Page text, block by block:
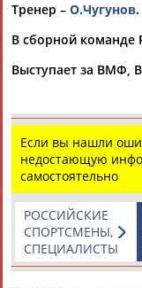
АББАТЕ-
Тренер – О.Чугунов.
В сборной команде
Выступает за ВМФ,
Если вы нашли
недостающую
самостоятельно
РОССИЙСКИЕ
СПОРТСМЕНЫ,
СПЕЦИАЛИСТЫ